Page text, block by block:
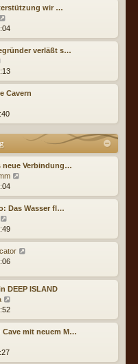
e
r
g
wir …
e
u
e
t
e
r
e
a
verläßt s…
e
u
e
t
e
r
B
e
i
t
r
a
Cavern
e
u
e
s
t
e
r
B
e
i
t
r
a
neue Verbindung…
u
e
e
r
i
t
g
Das Wasser fl…
e
u
e
s
e
r
B
e
i
t
a
g
e
s
r
B
DEEP ISLAND
u
e
e
Cave mit neuem M…
e
u